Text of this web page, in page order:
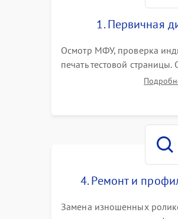
1. Первичная
Осмотр МФУ, проверка
печать тестовой страницы.
захвата бумаги и работы
4. Ремонт и
Замена изношенных